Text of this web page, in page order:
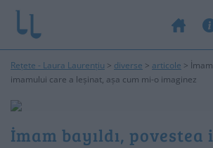
Rețete - Laura Laurențiu > diverse > articole >
imamului care a leșinat, așa cum mi-o imaginez
İmam bayıldı,